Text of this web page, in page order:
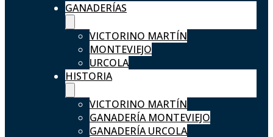
GANADERÍAS
VICTORINO MARTÍN
MONTEVIEJO
URCOLA
HISTORIA
VICTORINO MARTÍN
GANADERÍA MONTEVIEJO
GANADERÍA URCOLA